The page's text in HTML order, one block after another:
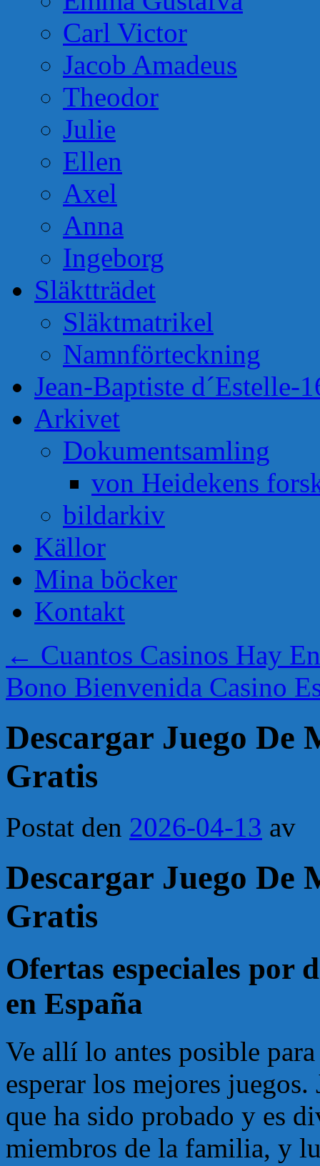
Carl Victor
Jacob Amadeus
Theodor
Julie
Ellen
Axel
Anna
Ingeborg
Släktträdet
Släktmatrikel
Namnförteckning
Jean-Baptiste d´Estelle-
Arkivet
Dokumentsamling
von Heidekens
bildarkiv
Källor
Mina böcker
Kontakt
← Cuantos Casinos Hay
Bono Bienvenida Casino
Descargar Juego De
Gratis
Postat den 2026-04-13 av
Descargar Juego De
Gratis
Ofertas especiales por
en España
Ve allí lo antes posible
esperar los mejores
que ha sido probado y es
miembros de la familia, y